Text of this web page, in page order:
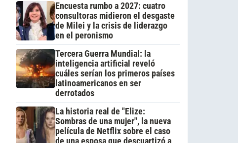
Encuesta rumbo a 2027: cuatro
consultoras midieron el desgaste
de Milei y la crisis de liderazgo
en el peronismo
Tercera Guerra Mundial: la
inteligencia artificial reveló
cuáles serían los primeros países
latinoamericanos en ser
derrotados
La historia real de "Elize:
Sombras de una mujer", la nueva
película de Netflix sobre el caso
de una esposa que descuartizó a